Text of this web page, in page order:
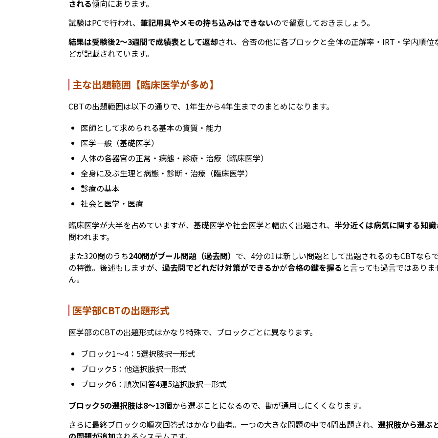
される傾向にあります。
試験はPCで行われ、 筆記用具やメモの持ち込みはできないので留意しておきましょう。
結果は受験後2〜3週間で成績表として返却され、合否の他に各ブロックと全体の正解率・IRT・学内順位
どが記載されています。
主な出題範囲 【臨床医学が多め】
CBTの出題範囲は以下の通りで、1年生から4年生までのまとめになります。
医師として求められる基本の資質・能力
医学一般（基礎医学）
人体の各器官の正常・病態・診療・治療（臨床医学）
全身に及ぶ生理と病態・診断・治療（臨床医学）
診療の基本
社会と医学・医療
臨床医学が大半を占めていますが、基礎医学や社会医学と幅広く出題され、 半分近くは病気に関する知識
問われます。
また320問のうち240問がプール問題（過去問） で、4分の1は新しい問題として出題されるのもCBTなら
の特徴。後述もしますが、 過去問でどれだけ対策ができるかが合格の鍵を握る と言っても過言ではありま
ん。
医学部CBTの出題形式
医学部のCBTの出題形式はかなり特殊で、ブロックごとに異なります。
ブロック1〜4：5選択肢択一形式
ブロック5：他選択肢択一形式
ブロック6：順次回答4連5選択肢択一形式
ブロック5の選択肢は8〜13個から選ぶことになるので、勘が通用しにくくなります。
さらに最終ブロックの順次回答式はかなり曲者。一つの大きな問題の中で4問出題され、 選択肢から選ぶ